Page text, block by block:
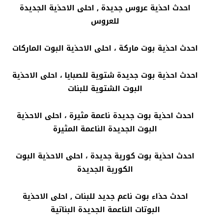
احدث احذية عروس جديدة , احلى الاحذية الجديدة
للعروس
احدث احذية بوت ماركة ، احلى الاحذية البوت الماركات
احدث احذية بوت جديدة شتوية للصبايا ، احلى الاحذية
البوت الشتوية للبنات
احدث احذية بوت جديدة ناعمة مثيرة ، احلى الاحذية
البوت الجديدة الناعمة المثيرة
احدث احذية بوت كورية جديدة ، احلى الاحذية البوت
الكورية الجديدة
احدث حذاء بوت ناعم جديد للبنات , احلى الاحذية
البوتات الناعمة الجديدة البناتية